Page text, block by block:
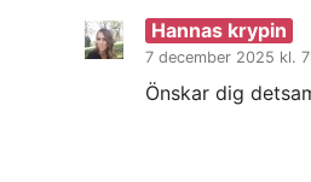
Hannas krypin
7 december 2025 kl.
Önskar dig